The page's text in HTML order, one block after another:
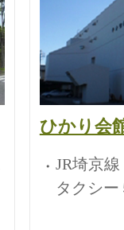
ひかり会
JR埼京
タクシ